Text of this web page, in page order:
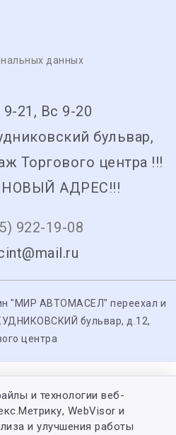
данных
21, Вс 9-20
бульвар,
Торгового центра !!!
АДРЕС!!!
922-19-08
"МИР АВТОМАСЕЛ" переехал и
бульвар, д.12,
центра
и технологии веб-
WebVisor и
и улучшения работы